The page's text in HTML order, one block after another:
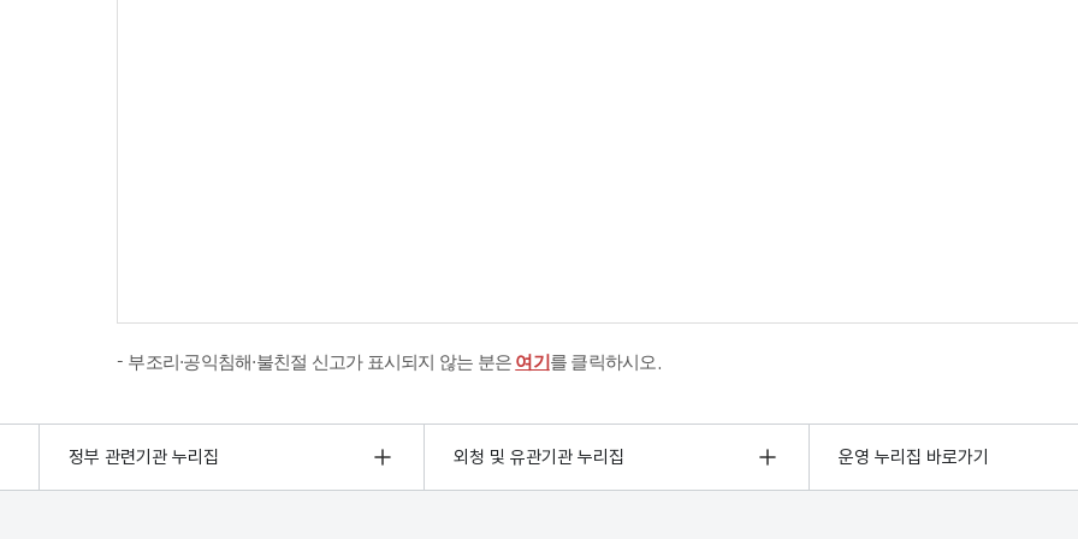
부조리·공익침해·불친절 신고가 표시되지 않는 분은 여기를 클릭하시오.
정부 관련기관 누리집 외청 및 유관기관 누리집 운영 누리집 바로가기